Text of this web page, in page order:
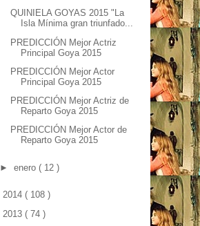
QUINIELA GOYAS 2015 "La
Isla Mínima gran triunfado...
PREDICCIÓN Mejor Actriz
Principal Goya 2015
PREDICCIÓN Mejor Actor
Principal Goya 2015
PREDICCIÓN Mejor Actriz de
Reparto Goya 2015
PREDICCIÓN Mejor Actor de
Reparto Goya 2015
► enero ( 12 )
2014 ( 108 )
2013 ( 74 )